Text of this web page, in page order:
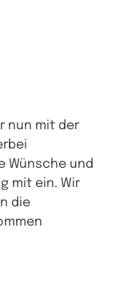
nun mit der
Wünsche und
mit ein. Wir
die